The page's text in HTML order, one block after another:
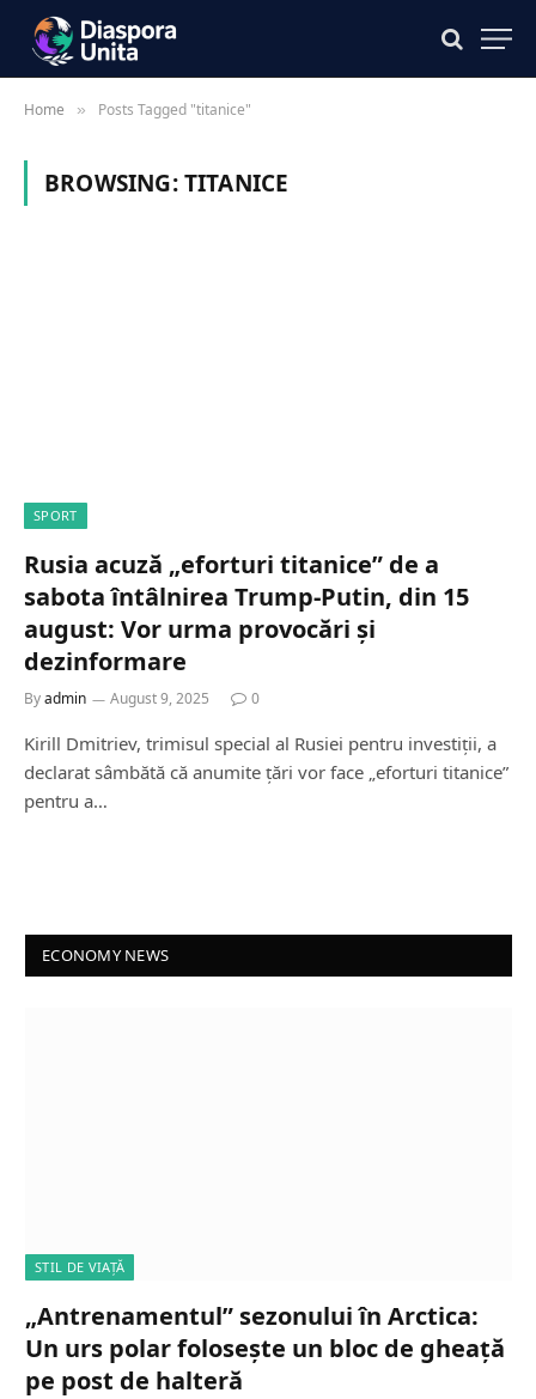
Home » Posts Tagged "titanice"
BROWSING:TITANICE
SPORT
Rusia acuză „eforturi titanice” de a
sabota întâlnirea Trump-Putin, din 15
august: Vor urma provocări și
dezinformare
Byadmin August 9, 2025 0
Kirill Dmitriev, trimisul special al Rusiei pentru investiții, a
declarat sâmbătă că anumite țări vor face „eforturi titanice”
pentru a…
ECONOMY NEWS
STIL DE VIAȚĂ
„Antrenamentul” sezonului în Arctica:
Un urs polar folosește un bloc de gheață
pe post de halteră